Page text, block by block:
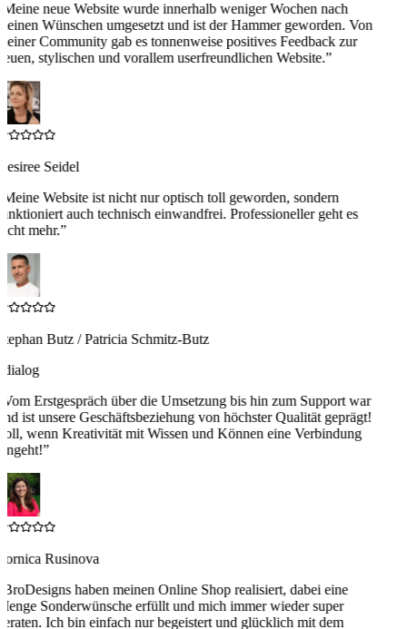
Meine neue Website wurde innerhalb weniger Wochen nach
Wünschen umgesetzt und ist der Hammer geworden. Von
Community gab es tonnenweise positives Feedback zur
stylischen und vorallem userfreundlichen Website.”
Seidel
Meine Website ist nicht nur optisch toll geworden, sondern
auch technisch einwandfrei. Professioneller geht es
mehr.”
Butz / Patricia Schmitz-Butz
Vom Erstgespräch über die Umsetzung bis hin zum Support war
ist unsere Geschäftsbeziehung von höchster Qualität geprägt!
wenn Kreativität mit Wissen und Können eine Verbindung
”
Rusinova
BroDesigns haben meinen Online Shop realisiert, dabei eine
Sonderwünsche erfüllt und mich immer wieder super
Ich bin einfach nur begeistert und glücklich mit dem